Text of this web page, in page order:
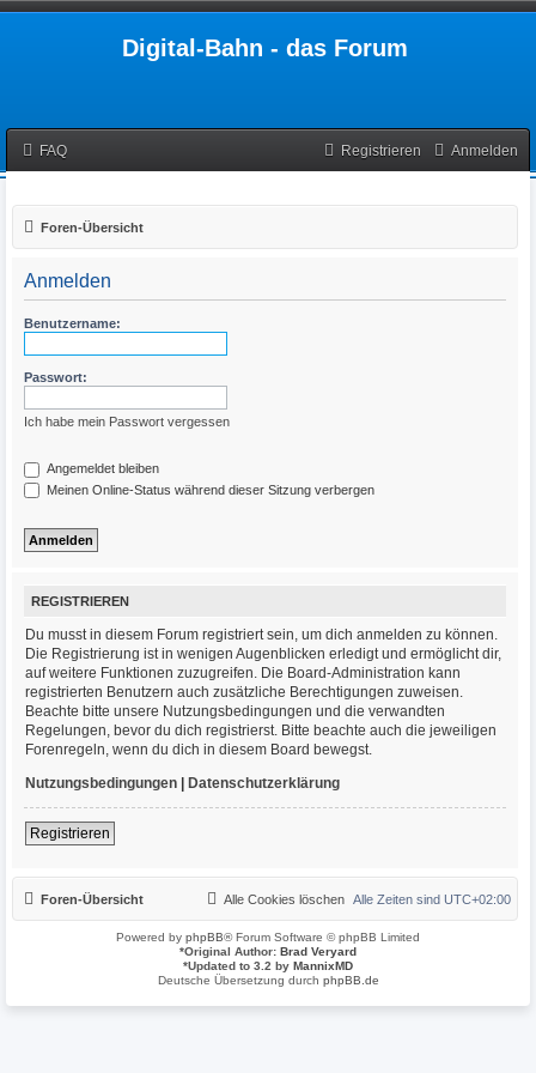
Digital-Bahn - das Forum
FAQ Anmelden
Registrieren
Foren-Übersicht
Anmelden
Benutzername:
Passwort:
Ich habe mein Passwort vergessen
Angemeldet bleiben
Meinen Online-Status während dieser Sitzung verbergen
REGISTRIEREN
Du musst in diesem Forum registriert sein, um dich anmelden zu können.
Die Registrierung ist in wenigen Augenblicken erledigt und ermöglicht dir,
auf weitere Funktionen zuzugreifen. Die Board-Administration kann
registrierten Benutzern auch zusätzliche Berechtigungen zuweisen.
Beachte bitte unsere Nutzungsbedingungen und die verwandten
Regelungen, bevor du dich registrierst. Bitte beachte auch die jeweiligen
Forenregeln, wenn du dich in diesem Board bewegst.
Nutzungsbedingungen | Datenschutzerklärung
Registrieren
Foren-Übersicht Alle Zeiten sind UTC+02:00
Alle Cookies löschen
Powered by phpBB® Forum Software © phpBB Limited
*Original Author: Brad Veryard
*Updated to 3.2 by MannixMD
Deutsche Übersetzung durch phpBB.de